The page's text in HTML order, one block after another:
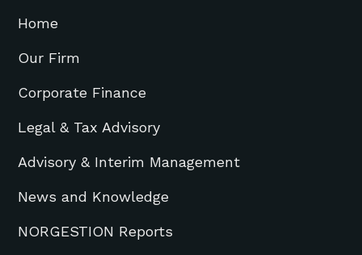
Home
Our Firm
Corporate Finance
Legal & Tax Advisory
Advisory & Interim Management
News and Knowledge
NORGESTION Reports